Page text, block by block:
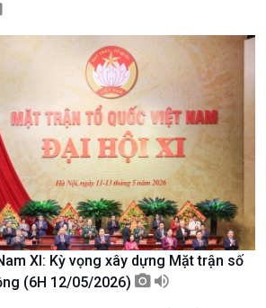
Góc nhìn VOV1
Bình luận
XI: Kỳ vọng xây dựng Mặt trận số
(6H 12/05/2026)